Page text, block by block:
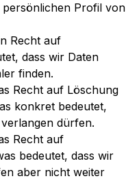
Profil von
Recht auf
dass wir Daten
finden.
Recht auf Löschung
konkret bedeutet,
dürfen.
Recht auf
bedeutet, dass wir
aber nicht weiter